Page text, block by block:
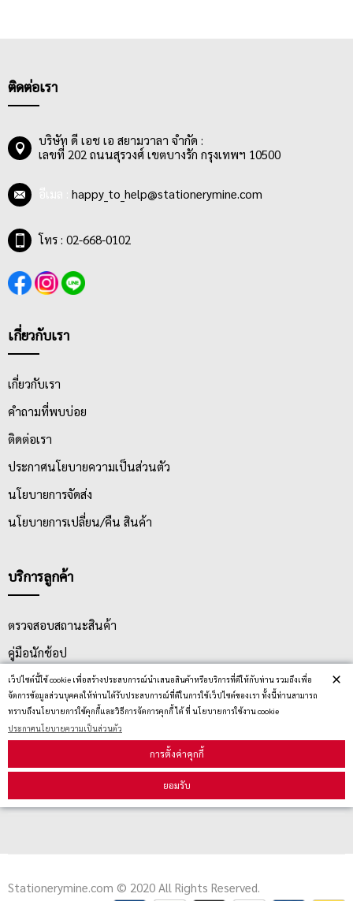
เว็ปไซต์นี้ใช้ cookie เพื่อสร้างประสบการณ์นำเสนอสินค้าหรือบริการที่ดีให้กับท่าน รวมถึงเพื่อ
จัดการข้อมูลส่วนบุคคลให้ท่านได้รับประสบการณ์ที่ดีในการใช้เว็ปไซต์ของเรา ทั้งนี้ท่านสามารถ
ทราบถึงนโยบายการใช้คุกกี้และวิธีการจัดการคุกกี้ ได้ ที่ นโยบายการใช้งาน cookie
ประกาศนโยบายความเป็นส่วนตัว
การตั้งค่าคุกกี้
ยอมรับ
×
สะดุดแน่นอน
ติดต่อเรา
บริษัท ดี เอช เอ สยามวาลา จำกัด :
เลขที่ 202 ถนนสุรวงศ์ เขตบางรัก กรุงเทพฯ 10500
happy_to_help@stationerymine.com
โทร : 02-668-0102
เกี่ยวกับเรา
เกี่ยวกับเรา
คำถามที่พบบ่อย
ติดต่อเรา
ประกาศนโยบายความเป็นส่วนตัว
นโยบายการจัดส่ง
นโยบายการเปลี่ยน/คืน สินค้า
บริการลูกค้า
ตรวจสอบสถานะสินค้า
คู่มือนักช้อป
วิธีลบคุกกี้
สมัครรับข่าวสาร
รับข่าวสาร
Stationerymine.com © 2020 All Rights Reserved.